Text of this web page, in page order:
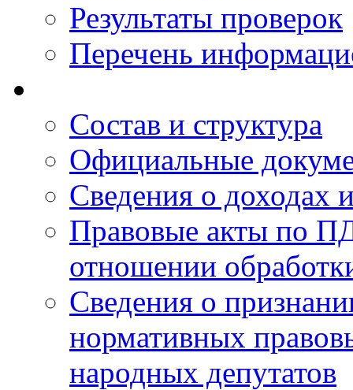
Результаты проверок
Перечень
Состав и структура
Официальные
Сведения о доходах
Правовые акты по
отношении
Сведения о
нормативных
народных депутатов